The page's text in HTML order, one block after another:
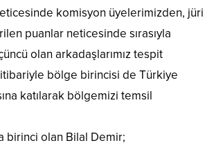
komisyon üyelerimizden, jüri
puanlar neticesinde sırasıyla
olan arkadaşlarımız tespit
bölge birincisi de Türkiye
katılarak bölgemizi temsil
birinci olan Bilal Demir;